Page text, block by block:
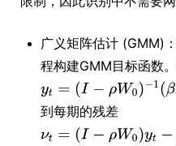
广义矩阵估计 (GMM)
程构建GMM目标函数
到每期的残差